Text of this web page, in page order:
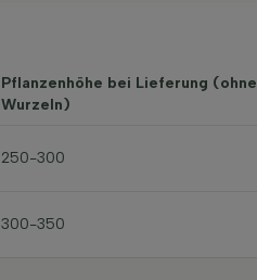
Pflanzenhöhe bei Lieferung (ohne
Wurzeln)
250-300
300-350